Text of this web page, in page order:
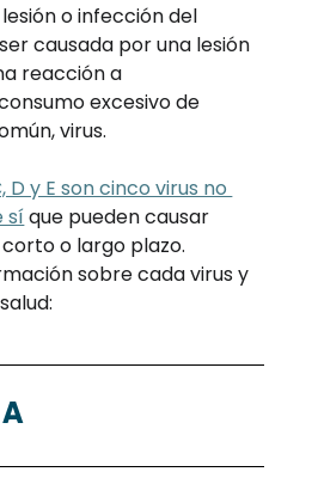
o infección del
causada por una lesión
reacción a
excesivo de
virus.
D y E son cinco virus no
sí que pueden causar
o largo plazo.
sobre cada virus y